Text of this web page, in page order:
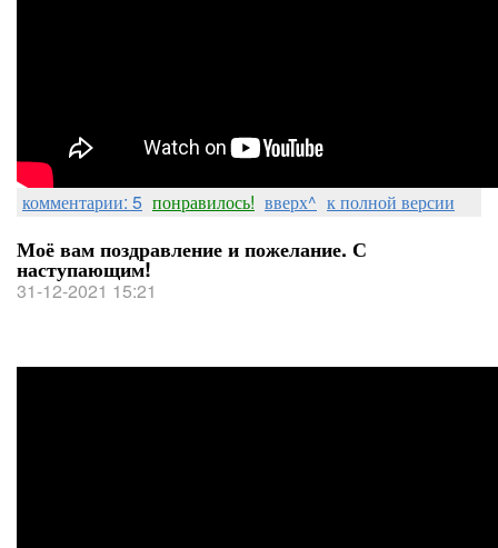
комментарии: 5 понравилось! вверх^ к полной версии
Моё вам поздравление и пожелание. С
наступающим!
31-12-2021 15:21